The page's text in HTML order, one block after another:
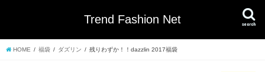
Trend Fashion Net search
HOME 福袋 ダズリン 残りわずか！！dazzlin 2017福袋